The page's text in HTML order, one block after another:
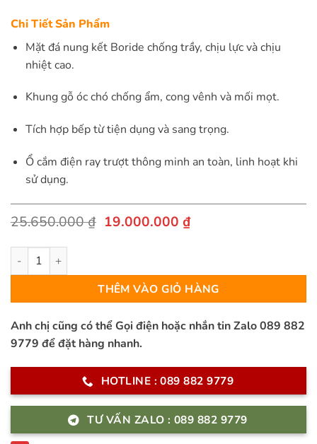
Chi Tiết Sản Phẩm
Mặt đá nung kết Boride chống trầy, chịu lực và chịu
nhiệt cao.
Khung gỗ óc chó chống ẩm, cong vênh và mối mọt.
Tích hợp bếp từ tiện dụng và sang trọng.
Ổ cắm điện ray trượt thông minh an toàn, linh hoạt khi
sử dụng.
25.650.000₫ Giá
19.000.000 ₫Giá
19.000.000 ₫.
Bàn Đảo Bếp Thông Minh Kết Hợp Bàn Ăn - 2518 số lượng
THÊM VÀO GIỎ HÀNG
Anh chị cũng có thể Gọi điện hoặc nhắn tin Zalo 089 882
9779 để đặt hàng nhanh.
HOTLINE : 089 882 9779
TƯ VẤN ZALO : 089 882 9779